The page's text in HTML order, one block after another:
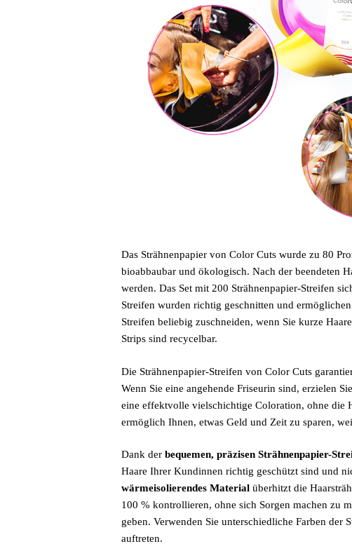
Das Strähnenpapier von Color Cuts wurde zu 80
bioabbaubar und ökologisch. Nach der beendeten
werden. Das Set mit 200 Strähnenpapier-Streifen
Streifen wurden richtig geschnitten und
Streifen beliebig zuschneiden, wenn Sie kurze
Strips sind recycelbar.
Die Strähnenpapier-Streifen von Color Cuts
Wenn Sie eine angehende Friseurin sind, erzielen
eine effektvolle vielschichtige Coloration, ohne die
ermöglich Ihnen, etwas Geld und Zeit zu sparen,
Dank derbequemen, präzisen Strähnenpapier-
Haare Ihrer Kundinnen richtig geschützt sind und
wärmeisolierendes Materialüberhitzt die
100 % kontrollieren, ohne sich Sorgen machen zu
geben. Verwenden Sie unterschiedliche Farben
auftreten.